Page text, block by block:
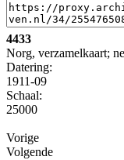
4433
Norg, verzamelkaart;
Datering:
1911-09
Schaal:
25000
Vorige
Volgende